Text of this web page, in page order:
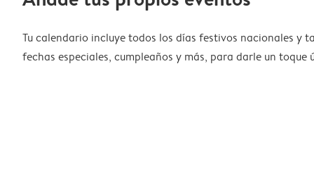
Tu calendario incluye todos los días festivos nacionales y
fechas especiales, cumpleaños y más, para darle un toque